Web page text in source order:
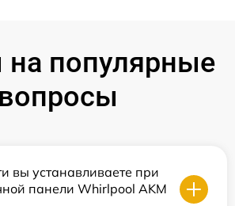
на популярные
вопросы
вы устанавливаете при
панели Whirlpool AKM